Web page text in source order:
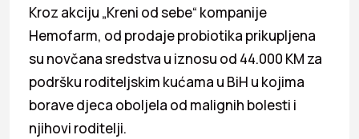
Kroz akciju „Kreni od sebe“ kompanije
Hemofarm, od prodaje probiotika prikupljena
su novčana sredstva u iznosu od 44.000 KM za
podršku roditeljskim kućama u BiH u kojima
borave djeca oboljela od malignih bolesti i
njihovi roditelji.